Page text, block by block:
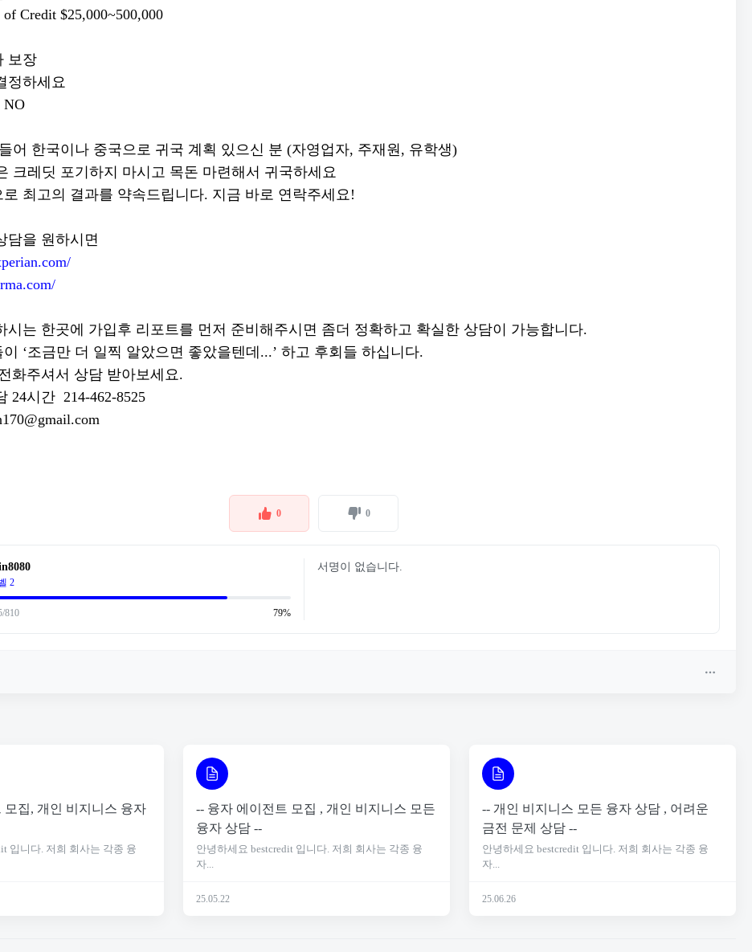
Credit $25,000~500,000
보장
정하세요
NO
어 한국이나 중국으로 귀국 계획 있으신 분 (자영업자, 주재원, 유학생)
크레딧 포기하지 마시고 목돈 마련해서 귀국하세요
로 최고의 결과를 약속드립니다. 지금 바로 연락주세요!
담을 원하시면
시는 한곳에 가입후 리포트를 먼저 준비해주시면 좀더 정확하고 확실한 상담이 가능합니다.
‘조금만 더 일찍 알았으면 좋았을텐데...’ 하고 후회들 하십니다.
화주셔서 상담 받아보세요.
24시간 214-462-8525
0 0
2
810 79%
서명이 없습니다.
모집, 개인 비지니스 융자
입니다. 저희 회사는 각종 융
-- 융자 에이전트 모집 , 개인 비지니스 모든
융자 상담 --
안녕하세요 bestcredit 입니다. 저희 회사는 각종 융
자...
25.05.22
-- 개인 비지니스 모든 융자 상담 , 어려운
금전 문제 상담 --
안녕하세요 bestcredit 입니다. 저희 회사는 각종 융
자...
25.06.26